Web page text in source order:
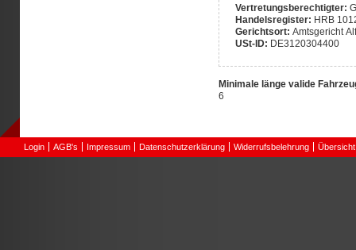
Vertretungsberechtigter:
Handelsregister: HRB
Gerichtsort: Amtsgericht
USt-ID: DE3120304400
Minimale länge valide
6
Login AGB's Impressum Datenschutzerklärung Widerrufsbelehrung